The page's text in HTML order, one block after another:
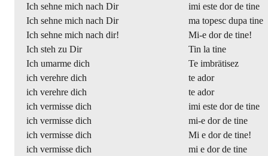
Ich sehne mich nach Dir
imi este dor de tine
Ich sehne mich nach Dir
ma topesc dupa tine
Ich sehne mich nach dir!
Mi-e dor de tine!
Ich steh zu Dir
Tin la tine
Ich umarme dich
Te imbrätisez
ich verehre dich
te ador
ich verehre dich
te ador
ich vermisse dich
imi este dor de tine
ich vermisse dich
mi-e dor de tine
ich vermisse dich
Mi e dor de tine!
ich vermisse dich
mi e dor de tine